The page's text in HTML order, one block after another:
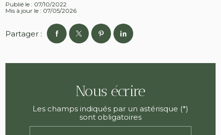
Publié le : 07/10/2022
Mis à jour le : 07/05/2026
Partager :
Nous écrire
Les champs indiqués par un astérisque (*)
sont obligatoires